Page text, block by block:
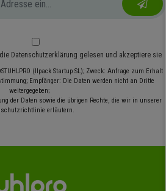
Datenschutzerklärung gelesen und akzeptiere sie
(Ilpack Startup SL); Zweck: Anfrage zum Erhalt
Empfänger: Die Daten werden nicht an Dritte
weitergegeben;
der Daten sowie die übrigen Rechte, die wir in unserer
erläutern.